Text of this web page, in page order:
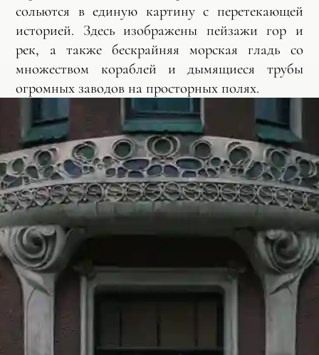
сольются в единую картину с перетекающей
историей. Здесь изображены пейзажи гор и
рек, а также бескрайняя морская гладь со
множеством кораблей и дымящиеся трубы
огромных заводов на просторных полях.